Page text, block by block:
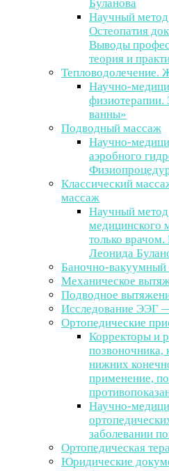
Буланова
Научный метод
Остеопатия
Выводы
теория и
Тепловодолечение.
Научно-
ванны»
Подводный массаж
Научно-
аэробного
Классический
массаж
Научный метод
медицинского
только
Леонида
Баночно-
Механическое
Подводное
Исследование ЭЭГ
Ортопедические
Корректоры и
позвоночника,
нижних
применение,
Научно-
заболевании
Ортопедическая
Юридические